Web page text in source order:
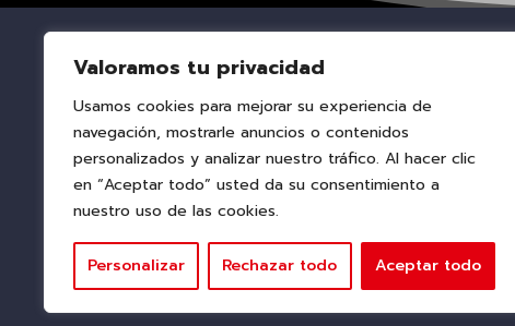
Valoramos tu privacidad
Usamos cookies para mejorar su experiencia de
navegación, mostrarle anuncios o contenidos
personalizados y analizar nuestro tráfico. Al hacer clic
en “Aceptar todo” usted da su consentimiento a
nuestro uso de las cookies.
Personalizar Rechazar todo Aceptar todo